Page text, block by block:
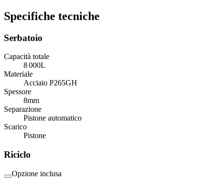
Specifiche tecniche
Serbatoio
Capacità totale
8 000L
Materiale
Acciaio P265GH
Spessore
8mm
Separazione
Pistone automatico
Scarico
Pistone
Riciclo
Opzione inclusa